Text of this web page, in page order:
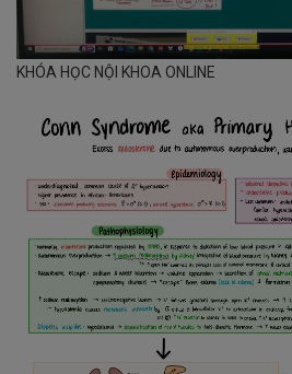
KHÓA HỌC NỘI KHOA ONLINE